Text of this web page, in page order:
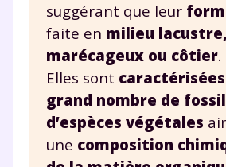
suggérant que leur
faite en milieu lacustre,
marécageux ou côtier.
Elles sont caractérisées
grand nombre de
d’espèces végétales
une composition